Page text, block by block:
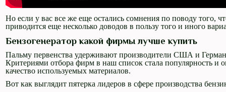
Но если у вас все же еще остались сомнения по поводу того,
приводится еще несколько доводов в пользу того и иного
Бензогенератор какой фирмы лучше купить
Пальму первенства удерживают производители США и
Критериями отбора фирм в наш список стала популярность
качество используемых материалов.
Вот как выглядит пятерка лидеров в сфере производства